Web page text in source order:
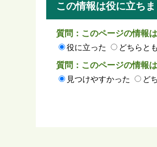
この情報は役に立ち
質問：このページの情報
役に立った どちらと
質問：このページの情報
見つけやすかった ど